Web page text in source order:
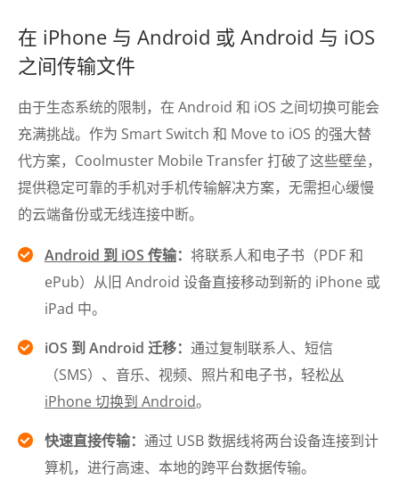
在 iPhone 与 Android 或 Android 与 iOS
之间传输文件
由于生态系统的限制，在 Android 和 iOS 之间切换可能会
充满挑战。作为 Smart Switch 和 Move to iOS 的强大替
代方案，Coolmuster Mobile Transfer 打破了这些壁垒，
提供稳定可靠的手机对手机传输解决方案，无需担心缓慢
的云端备份或无线连接中断。
Android 到 iOS 传输： 将联系人和电子书（PDF 和
ePub）从旧 Android 设备直接移动到新的 iPhone 或
iPad 中。
iOS 到 Android 迁移： 通过复制联系人、短信
（SMS）、音乐、视频、照片和电子书，轻松从
iPhone 切换到 Android。
快速直接传输： 通过 USB 数据线将两台设备连接到计
算机，进行高速、本地的跨平台数据传输。